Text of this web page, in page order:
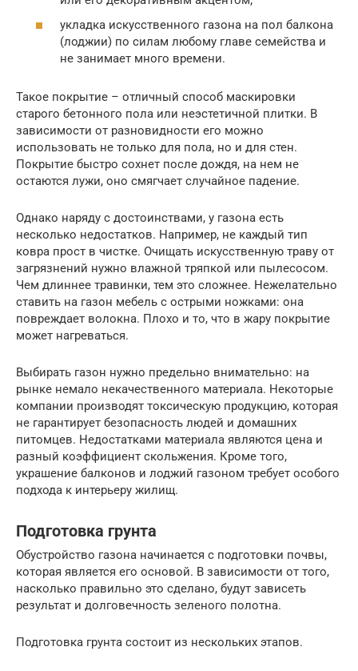
укладка искусственного газона на пол балкона
(лоджии) по силам любому главе семейства и
не занимает много времени.
Такое покрытие – отличный способ маскировки
старого бетонного пола или неэстетичной плитки. В
зависимости от разновидности его можно
использовать не только для пола, но и для стен.
Покрытие быстро сохнет после дождя, на нем не
остаются лужи, оно смягчает случайное падение.
Однако наряду с достоинствами, у газона есть
несколько недостатков. Например, не каждый тип
ковра прост в чистке. Очищать искусственную траву от
загрязнений нужно влажной тряпкой или пылесосом.
Чем длиннее травинки, тем это сложнее. Нежелательно
ставить на газон мебель с острыми ножками: она
повреждает волокна. Плохо и то, что в жару покрытие
может нагреваться.
Выбирать газон нужно предельно внимательно: на
рынке немало некачественного материала. Некоторые
компании производят токсическую продукцию, которая
не гарантирует безопасность людей и домашних
питомцев. Недостатками материала являются цена и
разный коэффициент скольжения. Кроме того,
украшение балконов и лоджий газоном требует особого
подхода к интерьеру жилищ.
Подготовка грунта
Обустройство газона начинается с подготовки почвы,
которая является его основой. В зависимости от того,
насколько правильно это сделано, будут зависеть
результат и долговечность зеленого полотна.
Подготовка грунта состоит из нескольких этапов.